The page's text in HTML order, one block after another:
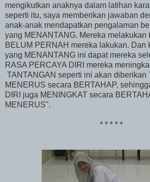
mengikutkan anaknya dalam latihan
seperti itu, saya memberikan jawaban
anak-anak mendapatkan pengalaman
yang MENANTANG. Mereka melakukan
BELUM PERNAH mereka lakukan. Dan
yang MENANTANG ini dapat mereka
RASA PERCAYA DIRI mereka
TANTANGAN seperti ini akan diberikan
MENERUS secara BERTAHAP,
DIRI juga MENINGKAT secara
MENERUS".
* * * * *